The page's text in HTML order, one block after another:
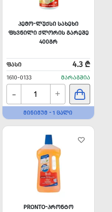
ᲞᲔᲛᲝ-ᲚᲣᲥᲡᲘ ᲡᲐᲮᲔᲮᲘ
ᲤᲮᲕᲜᲘᲚᲘ ᲥᲚᲝᲠᲘᲡ ᲒᲐᲠᲔᲨᲔ
400ᲒᲠ
ᲤᲐᲡᲘ 4.3 ₾
1610-0133 ᲛᲐᲠᲐᲒᲨᲘᲐ
- +
ᲛᲘᲜᲘᲛᲣᲛ - 1 ᲪᲐᲚᲘ
PRONTO-ᲞᲠᲝᲜᲢᲝ